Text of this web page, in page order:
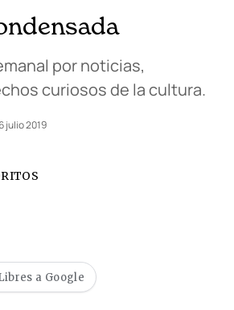
por noticias,
curiosos de la cultura.
julio 2019
a Google